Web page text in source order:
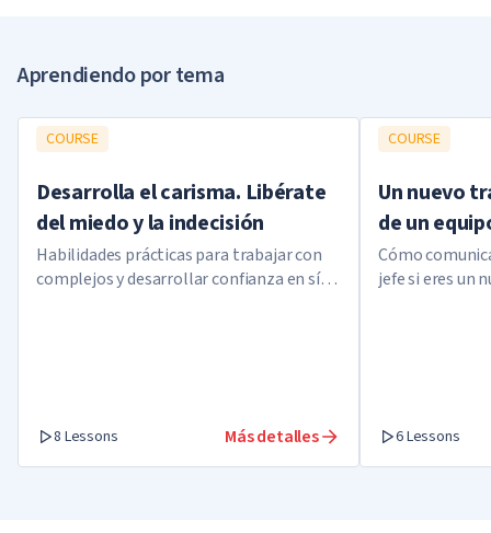
Aprendiendo por tema
COURSE
Desarrolla el carisma. Libérate
del miedo y la indecisión
Habilidades prácticas para trabajar con
complejos y desarrollar confianza en sí
8 Lessons Más detalles
COURSE
Un nuevo
de un
Cómo
jefe si eres un
6 Lessons